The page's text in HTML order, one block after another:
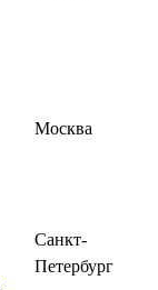
Москва
Санкт-
Петербург